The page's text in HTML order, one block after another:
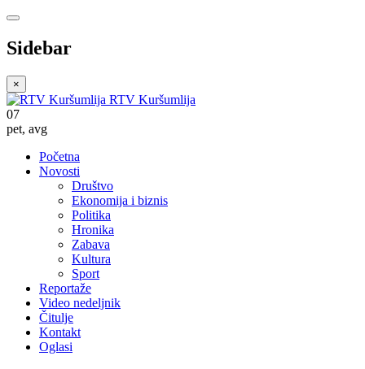
Sidebar
×
RTV Kuršumlija
07
pet, avg
Početna
Novosti
Društvo
Ekonomija i biznis
Politika
Hronika
Zabava
Kultura
Sport
Reportaže
Video nedeljnik
Čitulje
Kontakt
Oglasi